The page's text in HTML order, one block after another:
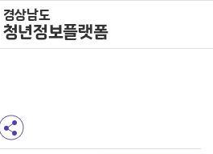
주메뉴바로가기
본문바로가기
경상남도
청년정보플랫폼